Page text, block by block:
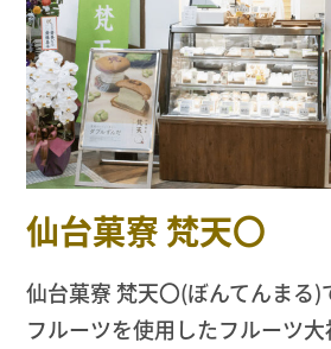
仙台菓寮 梵天〇
仙台菓寮 梵天〇(ぼんてんまる)
フルーツを使用したフルーツ